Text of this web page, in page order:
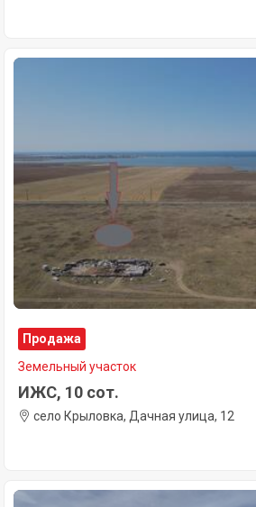
Продажа
Земельный участок
ИЖС, 10 сот.
село Крыловка, Дачная улица, 12